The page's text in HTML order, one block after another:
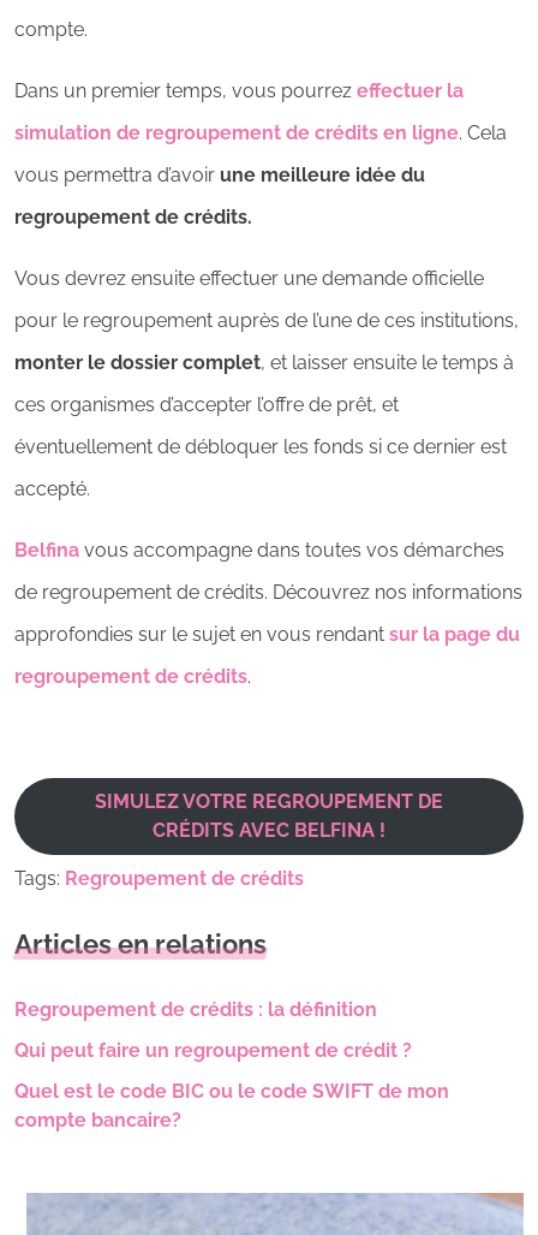
compte.
Dans un premier temps, vous pourrez effectuer la
simulation de regroupement de crédits en ligne. Cela
vous permettra d’avoir une meilleure idée du
regroupement de crédits.
Vous devrez ensuite effectuer une demande officielle
pour le regroupement auprès de l’une de ces institutions,
monter le dossier complet, et laisser ensuite le temps à
ces organismes d’accepter l’offre de prêt, et
éventuellement de débloquer les fonds si ce dernier est
accepté.
Belfina vous accompagne dans toutes vos démarches
de regroupement de crédits. Découvrez nos informations
approfondies sur le sujet en vous rendant sur la page du
regroupement de crédits.
SIMULEZ VOTRE REGROUPEMENT DE
CRÉDITS AVEC BELFINA !
Tags: Regroupement de crédits
Articles en relations
Regroupement de crédits : la définition
Qui peut faire un regroupement de crédit ?
Quel est le code BIC ou le code SWIFT de mon
compte bancaire?